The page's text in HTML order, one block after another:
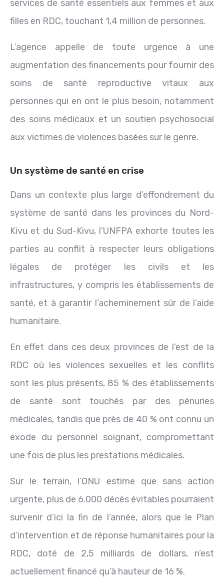
services de santé essentiels aux femmes et aux
filles en RDC, touchant 1,4 million de personnes.
L’agence appelle de toute urgence à une
augmentation des financements pour fournir des
soins de santé reproductive vitaux aux
personnes qui en ont le plus besoin, notamment
des soins médicaux et un soutien psychosocial
aux victimes de violences basées sur le genre.
Un système de santé en crise
Dans un contexte plus large d’effondrement du
système de santé dans les provinces du Nord-
Kivu et du Sud-Kivu, l’UNFPA exhorte toutes les
parties au conflit à respecter leurs obligations
légales de protéger les civils et les
infrastructures, y compris les établissements de
santé, et à garantir l’acheminement sûr de l’aide
humanitaire.
En effet dans ces deux provinces de l’est de la
RDC où les violences sexuelles et les conflits
sont les plus présents, 85 % des établissements
de santé sont touchés par des pénuries
médicales, tandis que près de 40 % ont connu un
exode du personnel soignant, compromettant
une fois de plus les prestations médicales.
Sur le terrain, l’ONU estime que sans action
urgente, plus de 6.000 décès évitables pourraient
survenir d’ici la fin de l’année, alors que le Plan
d’intervention et de réponse humanitaires pour la
RDC, doté de 2,5 milliards de dollars, n’est
actuellement financé qu’à hauteur de 16 %.